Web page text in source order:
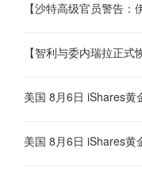
美国 8月6日 iShares
美国 8月6日 iShares